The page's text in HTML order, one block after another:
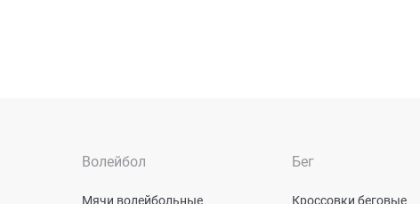
Волейбол
Мячи волейбольные
Бег
Кроссовки беговые